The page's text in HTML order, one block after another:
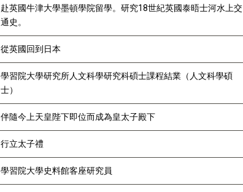
赴英國牛津大學墨頓學院留學。研究18世紀英國泰晤士河水上交
通史。
從英國回到日本
學習院大學研究所人文科學研究科碩士課程結業（人文科學碩
士）
伴隨今上天皇陛下即位而成為皇太子殿下
行立太子禮
學習院大學史料館客座研究員